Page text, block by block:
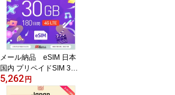
メール納品 eSIM 日本
国内 プリペイドSIM 30G
B/180日 プリペイドSIM
カード 国内データ通信専
5,262 円